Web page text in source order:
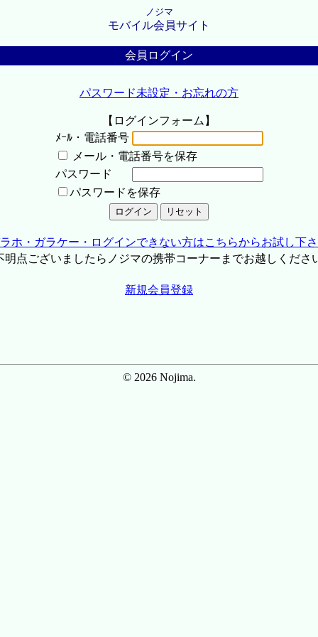
ノジマ
モバイル会員サイト
会員ログイン
パスワード未設定・お忘れの方
【ログインフォーム】
ﾒｰﾙ・電話番号
メール・電話番号を保存
パスワード
パスワードを保存
ホ・ガラケー・ログインできない方はこちらからお試し下
点ございましたらノジマの携帯コーナーまでお越しくださ
新規会員登録
© 2026 Nojima.